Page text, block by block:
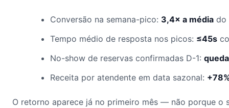
Conversão na semana-pico: 3,4× a média do
Tempo médio de resposta nos picos: ≤45s
No-show de reservas confirmadas D-1:
Receita por atendente em data sazonal:
O retorno aparece já no primeiro mês — não porque o